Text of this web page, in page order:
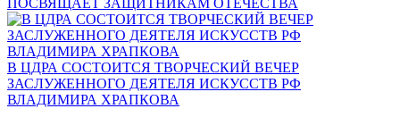
ПОСВЯЩАЕТ ЗАЩИТНИКАМ ОТЕЧЕСТВА
В ЦДРА СОСТОИТСЯ ТВОРЧЕСКИЙ ВЕЧЕР
ЗАСЛУЖЕННОГО ДЕЯТЕЛЯ ИСКУССТВ РФ
ВЛАДИМИРА ХРАПКОВА